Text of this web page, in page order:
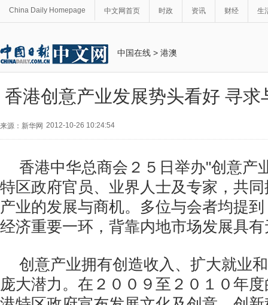
China Daily Homepage 中文网首页 时政 资讯 财经 生
中国在线 > 港澳
香港创意产业发展势头看好 寻求
来源：新华网 2012-10-26 10:24:54
香港中华总商会２５日举办"创意产
特区政府官员、业界人士及专家，共
产业的发展与商机。多位与会者均提
经济重要一环，背靠内地市场发展具
创意产业拥有创造收入、扩大就业
庞大潜力。在２００９至２０１０年